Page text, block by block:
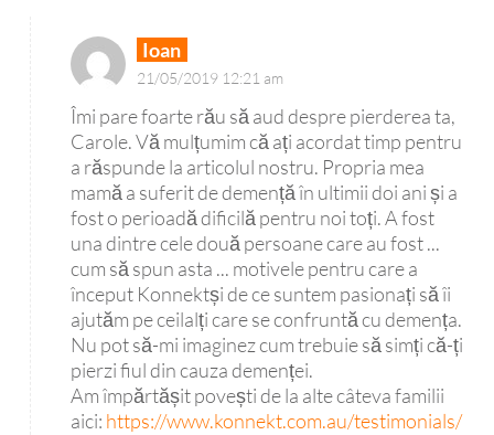
Ioan
21/05/2019 12:21 am
Îmi pare foarte rău să aud despre pierderea ta,
Carole. Vă mulțumim că ați acordat timp pentru
a răspunde la articolul nostru. Propria mea
mamă a suferit de demență în ultimii doi ani și a
fost o perioadă dificilă pentru noi toți. A fost
una dintre cele două persoane care au fost ...
cum să spun asta ... motivele pentru care a
început Konnektși de ce suntem pasionați să îi
ajutăm pe ceilalți care se confruntă cu demența.
Nu pot să-mi imaginez cum trebuie să simți că-ți
pierzi fiul din cauza demenței.
Am împărtășit povești de la alte câteva familii
aici: https://www.konnekt.com.au/testimonials/